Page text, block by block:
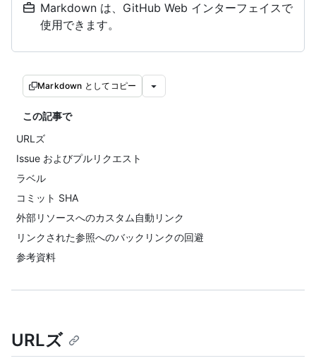
Markdown は、GitHub Web インターフェイスで
使用できます。
Markdown としてコピー
この記事で
URLズ
Issue およびプルリクエスト
ラベル
コミット SHA
外部リソースへのカスタム自動リンク
リンクされた参照へのバックリンクの回避
参考資料
URLズ